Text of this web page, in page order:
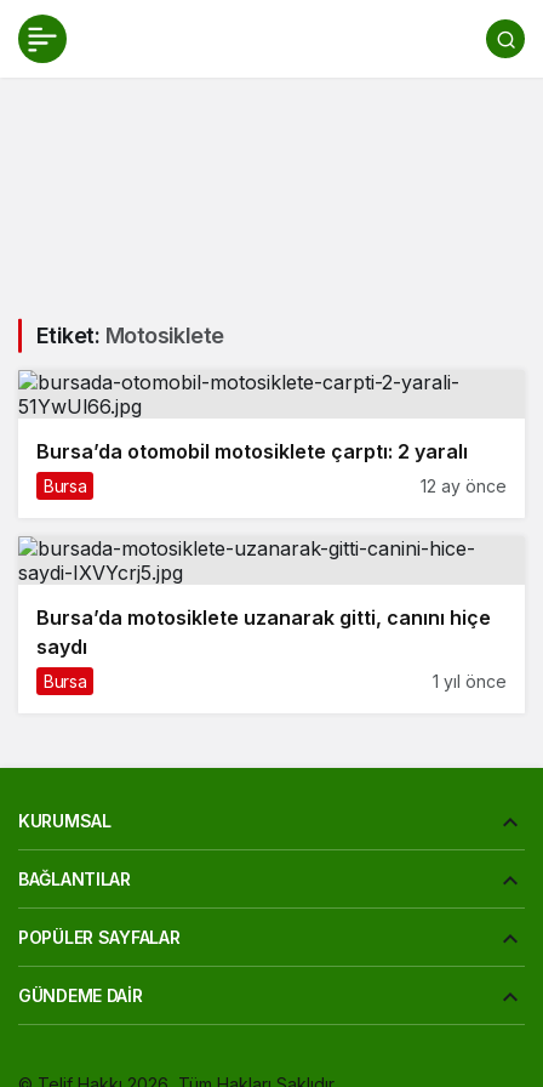
Etiket: Motosiklete
Bursa’da otomobil motosiklete çarptı: 2 yaralı
Bursa 12 ay önce
Bursa’da motosiklete uzanarak gitti, canını hiçe
saydı
Bursa 1 yıl önce
KURUMSAL
BAĞLANTILAR
POPÜLER SAYFALAR
GÜNDEME DAIR